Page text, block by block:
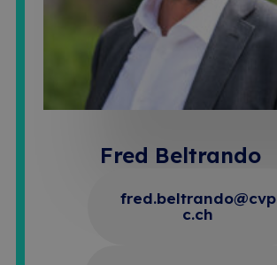
Fred Beltrando
fred.beltrando@cvp
c.ch